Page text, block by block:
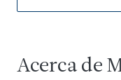
Acerca de